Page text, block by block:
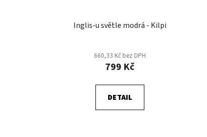
Inglis-u světle modrá - Kilpi
660,33 Kč bez DPH
799 Kč
DETAIL